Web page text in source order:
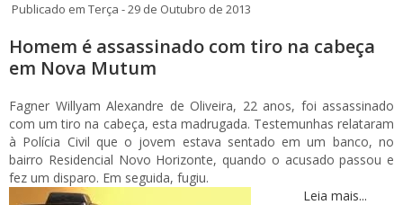
Publicado em Terça - 29 de Outubro de 2013
Homem é assassinado com tiro na cabeça
em Nova Mutum
Fagner Willyam Alexandre de Oliveira, 22 anos, foi assassinado
com um tiro na cabeça, esta madrugada. Testemunhas relataram
à Polícia Civil que o jovem estava sentado em um banco, no
bairro Residencial Novo Horizonte, quando o acusado passou e
fez um disparo. Em seguida, fugiu.
Leia mais...